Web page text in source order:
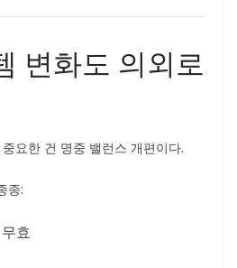
변화도 의외로
요한 건 명중 밸런스 개편이다.
종:
효